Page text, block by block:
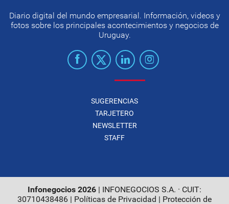
Diario digital del mundo empresarial. Información, videos y
fotos sobre los principales acontecimientos y negocios de
Uruguay.
SUGERENCIAS
TARJETERO
NEWSLETTER
STAFF
Infonegocios 2026 | INFONEGOCIOS S.A. · CUIT:
30710438486 | Políticas de Privacidad | Protección de